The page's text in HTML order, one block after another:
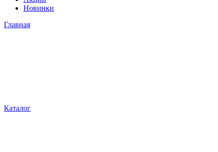
Новинки
Главная
Каталог